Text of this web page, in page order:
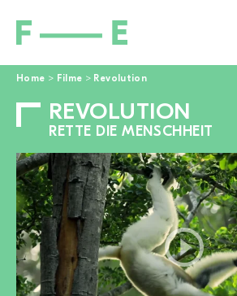
Home > Filme > Revolution
REVOLUTION
RETTE DIE MENSCHHEIT
FILME
POP-UP KINO
ENGAGIEREN
AKTUELL
Suchen
nach:
ZUR FILMSUCHE